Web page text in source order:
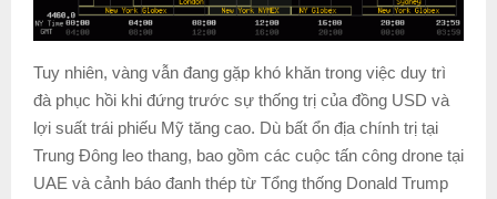
Tuy nhiên, vàng vẫn đang gặp khó khăn trong việc duy trì
đà phục hồi khi đứng trước sự thống trị của đồng USD và
lợi suất trái phiếu Mỹ tăng cao. Dù bất ổn địa chính trị tại
Trung Đông leo thang, bao gồm các cuộc tấn công drone tại
UAE và cảnh báo đanh thép từ Tổng thống Donald Trump